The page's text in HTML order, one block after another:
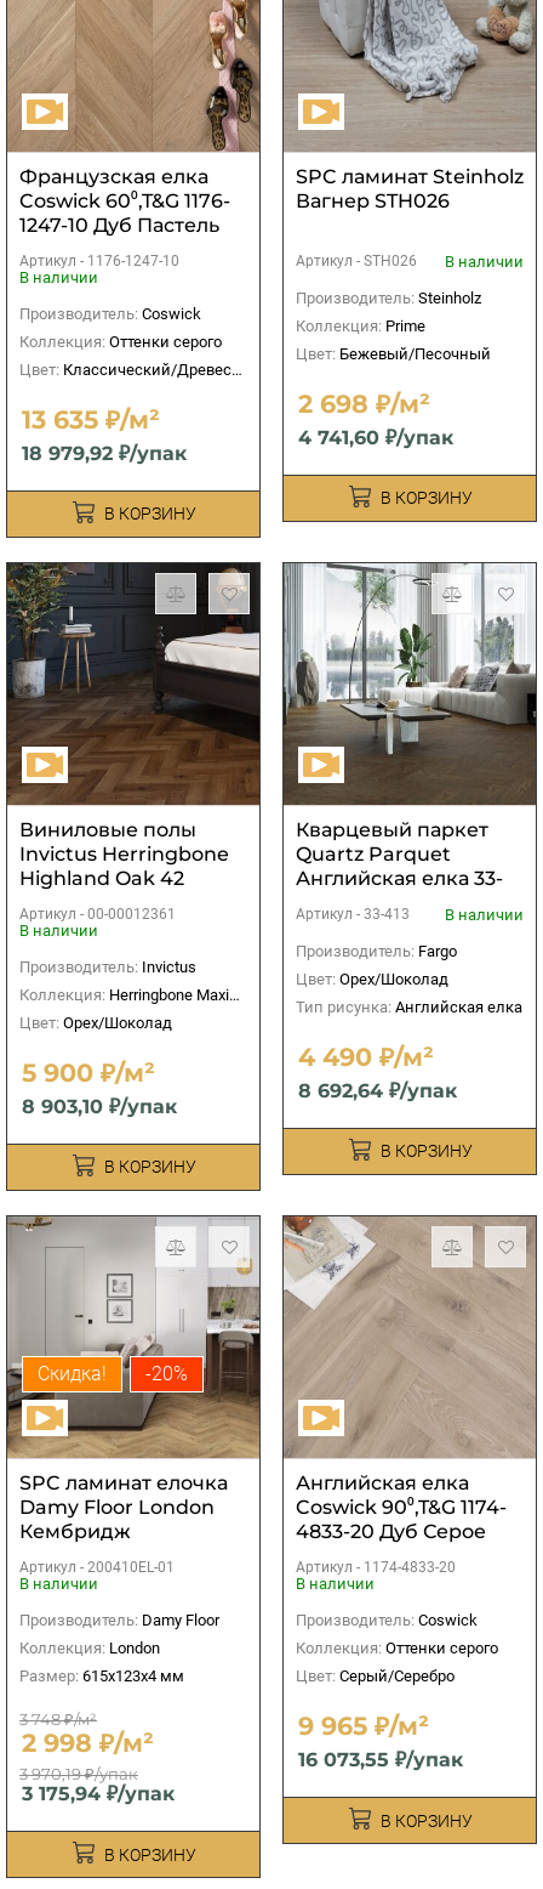
Французская елка
Coswick 60⁰,T&G 1176-
1247-10 Дуб Пастель
Артикул - 1176-1247-10
В наличии
Производитель: Coswick
Коллекция: Оттенки серого
Цвет: Классический/Древесный
13 635 ₽/м²
18 979,92 ₽/упак
В КОРЗИНУ
SPC ламинат Steinholz
Вагнер STH026
Артикул - STH026
В наличии
Производитель: Steinholz
Коллекция: Prime
Цвет: Бежевый/Песочный
2 698 ₽/м²
4 741,60 ₽/упак
В КОРЗИНУ
Виниловые полы
Invictus Herringbone
Highland Oak 42
Артикул - 00-00012361
В наличии
Производитель: Invictus
Коллекция: Herringbone Maximus Click 55
Цвет: Орех/Шоколад
5 900 ₽/м²
8 903,10 ₽/упак
В КОРЗИНУ
Кварцевый паркет
Quartz Parquet
Английская елка 33-
Артикул - 33-413
В наличии
Производитель: Fargo
Цвет: Орех/Шоколад
Тип рисунка: Английская елка
4 490 ₽/м²
8 692,64 ₽/упак
В КОРЗИНУ
Скидка! -20%
SPC ламинат елочка
Damy Floor London
Кембридж
Артикул - 200410EL-01
В наличии
Производитель: Damy Floor
Коллекция: London
Размер: 615x123x4 мм
3 748 ₽/м²
2 998 ₽/м²
3 970,19 ₽/упак
3 175,94 ₽/упак
В КОРЗИНУ
Английская елка
Coswick 90⁰,T&G 1174-
4833-20 Дуб Серое
дерево Таверн
Артикул - 1174-4833-20
В наличии
Производитель: Coswick
Коллекция: Оттенки серого
Цвет: Серый/Серебро
9 965 ₽/м²
16 073,55 ₽/упак
В КОРЗИНУ